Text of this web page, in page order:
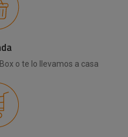
o te lo llevamos a casa